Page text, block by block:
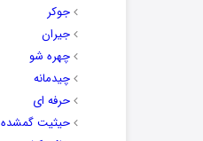
جوکر
جیران
چهره شو
چیدمانه
حرفه ای
حیثیت گمشده